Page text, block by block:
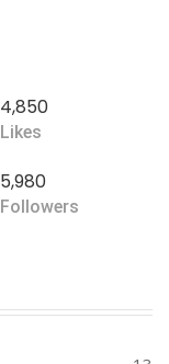
4,850
Likes
5,980
Followers